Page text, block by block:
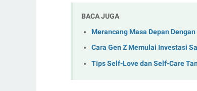
BACA JUGA
Merancang Masa Depan
Cara Gen Z Memulai Investasi
Tips Self-Love dan Self-Care